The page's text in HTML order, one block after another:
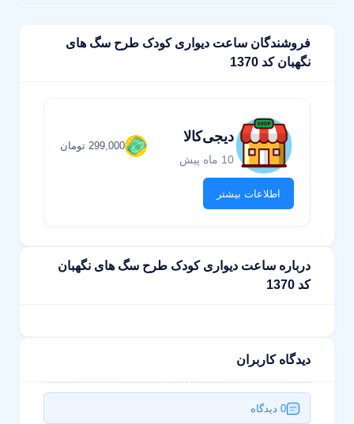
فروشندگان ساعت دیواری کودک طرح سگ های
نگهبان کد 1370
دیجی‌کالا
10 ماه پیش
299,000 تومان
اطلاعات بیشتر
درباره ساعت دیواری کودک طرح سگ های نگهبان
کد 1370
دیدگاه کاربران
0 دیدگاه